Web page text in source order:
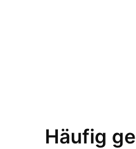
Häufig